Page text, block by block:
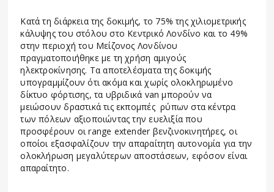
Κατά τη διάρκεια της δοκιμής, το 75% της χιλιομετρικής
κάλυψης του στόλου στο Κεντρικό Λονδίνο και το 49%
στην περιοχή του Μείζονος Λονδίνου
πραγματοποιήθηκε με τη χρήση αμιγούς
ηλεκτροκίνησης. Τα αποτελέσματα της δοκιμής
υπογραμμίζουν ότι ακόμα και χωρίς ολοκληρωμένο
δίκτυο φόρτισης, τα υβριδικά van μπορούν να
μειώσουν δραστικά τις εκπομπές ρύπων στα κέντρα
των πόλεων αξιοποιώντας την ευελιξία που
προσφέρουν οι range extender βενζινοκινητήρες, οι
οποίοι εξασφαλίζουν την απαραίτητη αυτονομία για την
ολοκλήρωση μεγαλύτερων αποστάσεων, εφόσον είναι
απαραίτητο.